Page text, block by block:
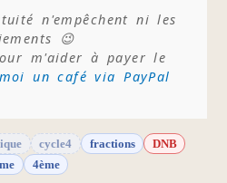
n'empêchent ni les
😉
m'aider à payer le
moi un café via PayPal
cycle4 fractions
DNB
4ème